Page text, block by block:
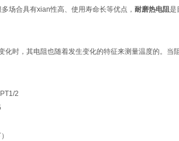
场合具有xian性高、使用寿命长等优点， 耐磨热电阻是
化时，其电阻也随着发生变化的特征来测量温度的。当
2